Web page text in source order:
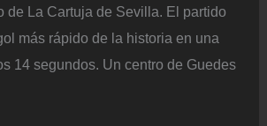
de La Cartuja de Sevilla. El partido
más rápido de la historia en una
14 segundos. Un centro de Guedes